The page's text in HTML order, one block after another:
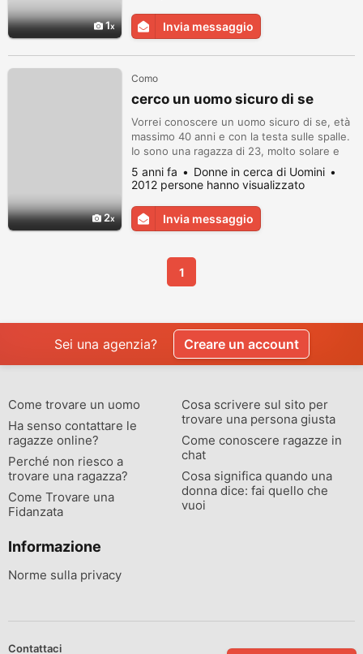
1 Invia messaggio
2
Como
cerco un uomo sicuro di se
Vorrei conoscere un uomo sicuro di se, età
massimo 40 anni e con la testa sulle spalle.
Io sono una ragazza di 23, molto solare e
dolce. Cerco relazione seria, vorrei avere
una famiglia e figli. Scrivimi qui
http://italia.donne-
single.com/memberid/2000715008438_de5
0862d
5 anni fa
Donne in cerca di Uomini
2012 persone hanno visualizzato
Invia messaggio
1
Sei una agenzia? Creare un account
Come trovare un uomo
Ha senso contattare le
ragazze online?
Perché non riesco a
trovare una ragazza?
Come Trovare una
Fidanzata
Cosa scrivere sul sito per
trovare una persona giusta
Come conoscere ragazze in
chat
Cosa significa quando una
donna dice: fai quello che
vuoi
Informazione
Norme sulla privacy
Contattaci